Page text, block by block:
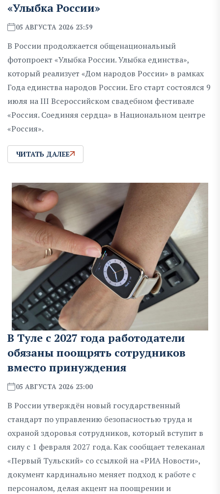
«Улыбка России»
05 АВГУСТА 2026 23:59
В России продолжается общенациональный
фотопроект «Улыбка России. Улыбка единства»,
который реализует «Дом народов России» в рамках
Года единства народов России. Его старт состоялся 9
июля на III Всероссийском свадебном фестивале
«Россия. Соединяя сердца» в Национальном центре
«Россия».
ЧИТАТЬ ДАЛЕЕ
В Туле с 2027 года работодатели
обязаны поощрять сотрудников
вместо принуждения
05 АВГУСТА 2026 23:00
В России утверждён новый государственный
стандарт по управлению безопасностью труда и
охраной здоровья сотрудников, который вступит в
силу с 1 февраля 2027 года. Как сообщает телеканал
«Первый Тульский» со ссылкой на «РИА Новости»,
документ кардинально меняет подход к работе с
персоналом, делая акцент на поощрении и